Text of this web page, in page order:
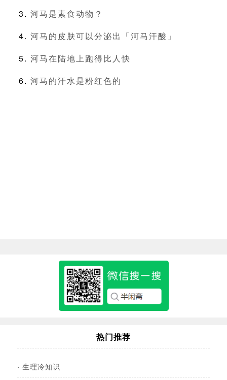
河马是素食动物？
河马的皮肤可以分泌出「河马汗酸」
河马在陆地上跑得比人快
河马的汗水是粉红色的
热门推荐
· 生理冷知识